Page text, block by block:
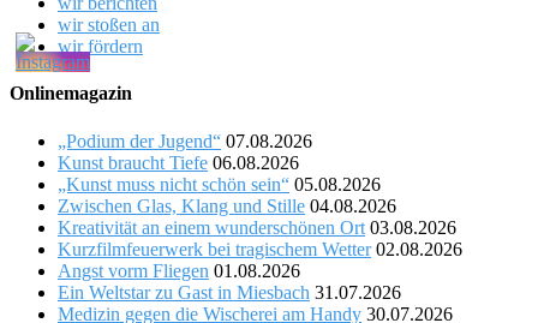
wir stoßen an
wir fördern
Onlinemagazin
„Podium der Jugend“ 07.08.2026
Kunst braucht Tiefe 06.08.2026
„Kunst muss nicht schön sein“ 05.08.2026
Zwischen Glas, Klang und Stille 04.08.2026
Kreativität an einem wunderschönen Ort 03.08.2026
Kurzfilmfeuerwerk bei tragischem Wetter 02.08.2026
Angst vorm Fliegen 01.08.2026
Ein Weltstar zu Gast in Miesbach 31.07.2026
Medizin gegen die Wischerei am Handy 30.07.2026